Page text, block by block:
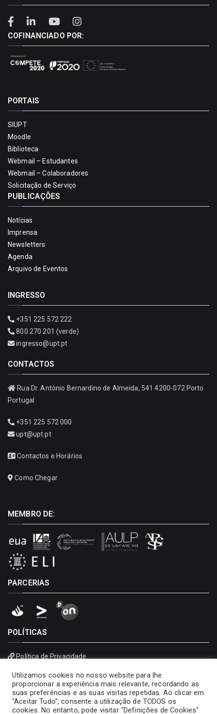
COFINANCIADO POR:
PORTAIS
SIUPT
Moodle
Biblioteca
Webmail – Estudantes
Webmail – Colaboradores
Solicitação de Serviço
PUBLICAÇÕES
Notícias
Imprensa
Newsletters
Agenda
Arquivo de Eventos
INGRESSO
+351 225 572 222
800 270 201 (verde)
ingresso@upt.pt
CONTACTOS
Rua Dr. António Bernardino de Almeida, 541 4200-072 Porto
Portugal
+351 225 572 000
upt@upt.pt
Contactos e Horários
Como Chegar
MEMBRO DE:
PARCERIAS
POLÍTICAS
Política de Privacidade
Utilizamos cookies no nosso website para lhe
proporcionar a experiência mais relevante, recordando as
suas preferências e as suas visitas repetidas. Ao clicar em
"Aceitar Tudo", consente a utilização de TODOS os
cookies. No entanto, pode visitar "Definições de Cookies"